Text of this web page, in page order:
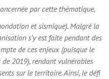
par cette thématique,
et sismique). Malgré la
s’y est faite pendant des
de ces enjeux (puisque le
2019), rendant vulnérables
sur le territoire. Ainsi, le défi